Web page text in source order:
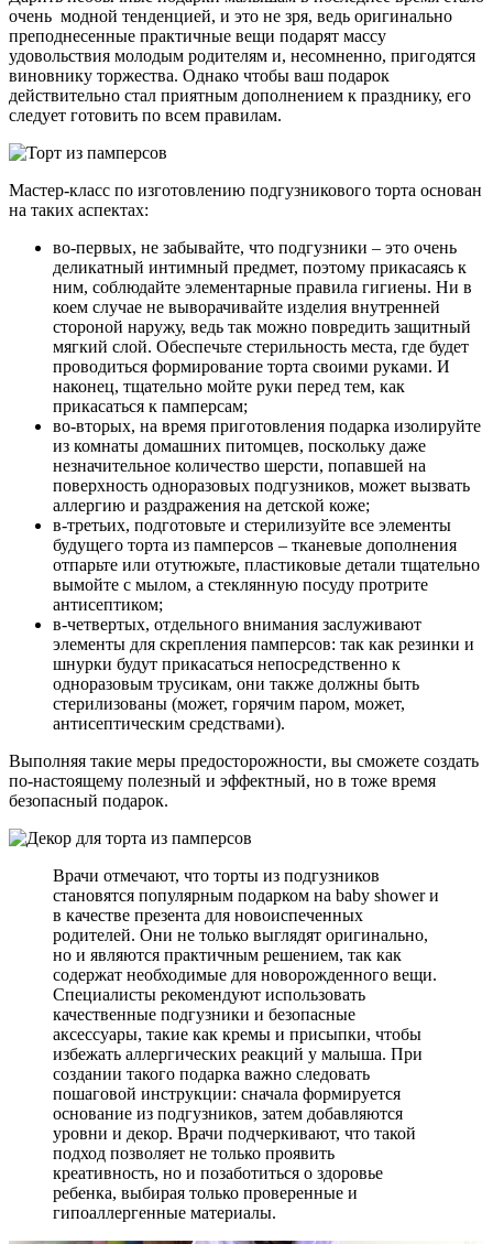
очень модной тенденцией, и это не зря, ведь оригинально
преподнесенные практичные вещи подарят массу
удовольствия молодым родителям и, несомненно, пригодятся
виновнику торжества. Однако чтобы ваш подарок
действительно стал приятным дополнением к празднику, его
следует готовить по всем правилам.
Мастер-класс по изготовлению подгузникового торта основан
на таких аспектах:
во-первых, не забывайте, что подгузники – это очень
деликатный интимный предмет, поэтому прикасаясь к
ним, соблюдайте элементарные правила гигиены. Ни в
коем случае не выворачивайте изделия внутренней
стороной наружу, ведь так можно повредить защитный
мягкий слой. Обеспечьте стерильность места, где будет
проводиться формирование торта своими руками. И
наконец, тщательно мойте руки перед тем, как
прикасаться к памперсам;
во-вторых, на время приготовления подарка изолируйте
из комнаты домашних питомцев, поскольку даже
незначительное количество шерсти, попавшей на
поверхность одноразовых подгузников, может вызвать
аллергию и раздражения на детской коже;
в-третьих, подготовьте и стерилизуйте все элементы
будущего торта из памперсов – тканевые дополнения
отпарьте или отутюжьте, пластиковые детали тщательно
вымойте с мылом, а стеклянную посуду протрите
антисептиком;
в-четвертых, отдельного внимания заслуживают
элементы для скрепления памперсов: так как резинки и
шнурки будут прикасаться непосредственно к
одноразовым трусикам, они также должны быть
стерилизованы (может, горячим паром, может,
антисептическим средствами).
Выполняя такие меры предосторожности, вы сможете создать
по-настоящему полезный и эффектный, но в тоже время
безопасный подарок.
Врачи отмечают, что торты из подгузников
становятся популярным подарком на baby shower и
в качестве презента для новоиспеченных
родителей. Они не только выглядят оригинально,
но и являются практичным решением, так как
содержат необходимые для новорожденного вещи.
Специалисты рекомендуют использовать
качественные подгузники и безопасные
аксессуары, такие как кремы и присыпки, чтобы
избежать аллергических реакций у малыша. При
создании такого подарка важно следовать
пошаговой инструкции: сначала формируется
основание из подгузников, затем добавляются
уровни и декор. Врачи подчеркивают, что такой
подход позволяет не только проявить
креативность, но и позаботиться о здоровье
ребенка, выбирая только проверенные и
гипоаллергенные материалы.